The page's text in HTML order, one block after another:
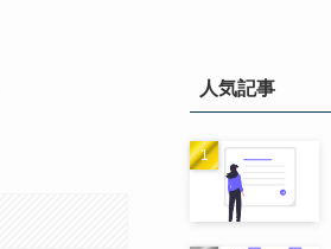
人気記事